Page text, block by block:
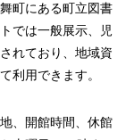
町にある町立図書
では一般展示、児
れており、地域資
利用できます。
、開館時間、休館